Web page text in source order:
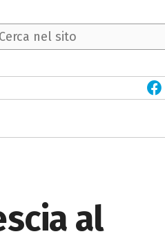
al